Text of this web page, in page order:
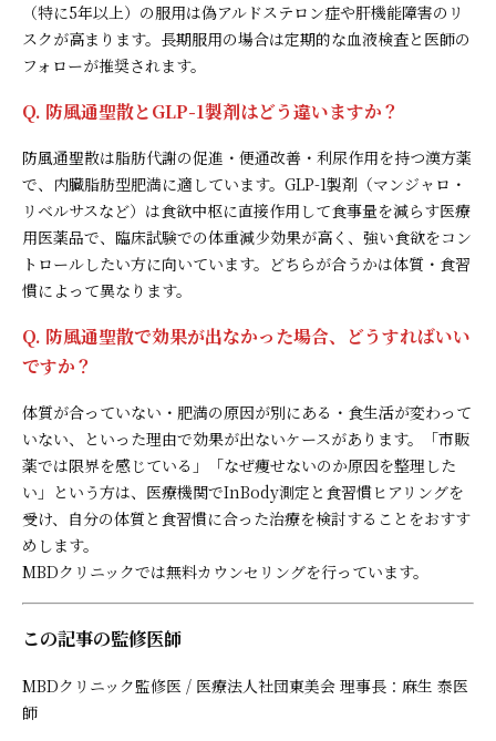
（特に5年以上）の服用は偽アルドステロン症や肝機能障害のリ
スクが高まります。長期服用の場合は定期的な血液検査と医師の
フォローが推奨されます。
Q. 防風通聖散とGLP-1製剤はどう違いますか？
防風通聖散は脂肪代謝の促進・便通改善・利尿作用を持つ漢方薬
で、内臓脂肪型肥満に適しています。GLP-1製剤（マンジャロ・
リベルサスなど）は食欲中枢に直接作用して食事量を減らす医療
用医薬品で、臨床試験での体重減少効果が高く、強い食欲をコン
トロールしたい方に向いています。どちらが合うかは体質・食習
慣によって異なります。
Q. 防風通聖散で効果が出なかった場合、どうすればいい
ですか？
体質が合っていない・肥満の原因が別にある・食生活が変わって
いない、といった理由で効果が出ないケースがあります。「市販
薬では限界を感じている」「なぜ痩せないのか原因を整理した
い」という方は、医療機関でInBody測定と食習慣ヒアリングを
受け、自分の体質と食習慣に合った治療を検討することをおすす
めします。
MBDクリニックでは無料カウンセリングを行っています。
この記事の監修医師
MBDクリニック監修医 / 医療法人社団東美会 理事長：麻生 泰医
師